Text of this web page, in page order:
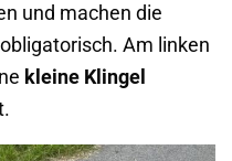
und machen die
Am linken
kleine Klingel